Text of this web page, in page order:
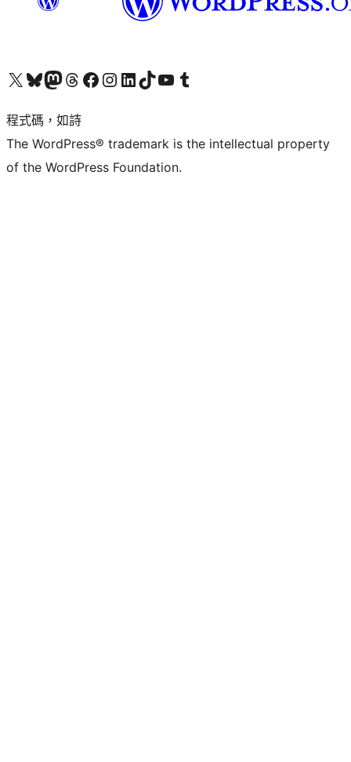
查看我們的 X (之前的 Twitter) 帳號造訪我們的 Bluesky 帳號造訪我們的 Mastodon 帳號造訪我們的 Threads 帳號 造訪我們的 Facebook 粉絲專頁Visit our Instagram account
Visit our LinkedIn account
造訪我們的 TikTok 帳號Visit our YouTube channel
造訪我們的 Tumblr 帳號
程式碼，如詩
The WordPress® trademark is the intellectual property
of the WordPress Foundation.